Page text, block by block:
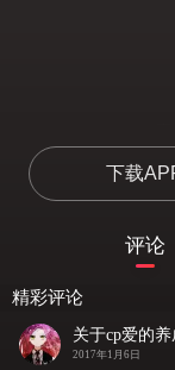
季
下载
评论
精彩评论
关于cp爱的
2017年1月6日